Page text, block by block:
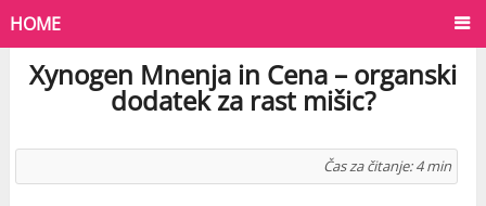
HOME
Xynogen Mnenja in Cena – organski
dodatek za rast mišic?
Čas za čitanje: 4 min